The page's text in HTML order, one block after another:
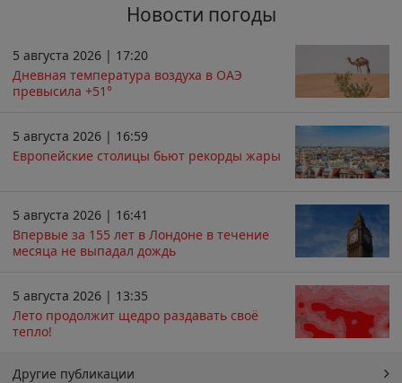
Новости погоды
5 августа 2026 | 17:20
Дневная температура воздуха в ОАЭ
превысила +51°
5 августа 2026 | 16:59
Европейские столицы бьют рекорды жары
5 августа 2026 | 16:41
Впервые за 155 лет в Лондоне в течение
месяца не выпадал дождь
5 августа 2026 | 13:35
Лето продолжит щедро раздавать своё
тепло!
Другие публикации